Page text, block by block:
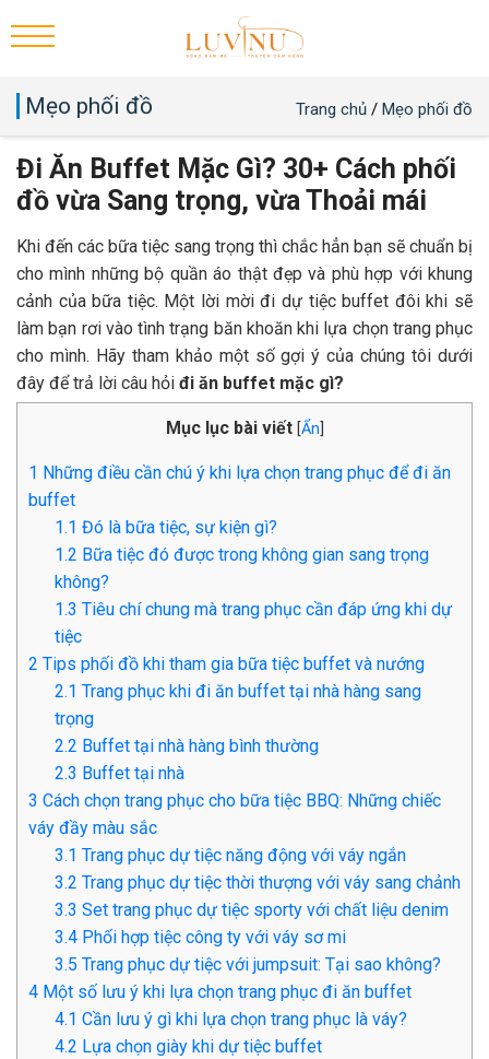
Mẹo phối đồ Trang chủ / Mẹo phối đồ
Đi Ăn Buffet Mặc Gì? 30+ Cách phối
đồ vừa Sang trọng, vừa Thoải mái
Khi đến các bữa tiệc sang trọng thì chắc hẳn bạn sẽ chuẩn bị
cho mình những bộ quần áo thật đẹp và phù hợp với khung
cảnh của bữa tiệc. Một lời mời đi dự tiệc buffet đôi khi sẽ
làm bạn rơi vào tình trạng băn khoăn khi lựa chọn trang phục
cho mình. Hãy tham khảo một số gợi ý của chúng tôi dưới
đây để trả lời câu hỏi đi ăn buffet mặc gì?
Mục lục bài viết [Ẩn
1 Những điều cần chú ý khi lựa chọn trang phục để đi ăn
buffet
1.1 Đó là bữa tiệc, sự kiện gì?
1.2 Bữa tiệc đó được trong không gian sang trọng
không?
1.3 Tiêu chí chung mà trang phục cần đáp ứng khi dự
tiệc
2 Tips phối đồ khi tham gia bữa tiệc buffet và nướng
2.1 Trang phục khi đi ăn buffet tại nhà hàng sang
trọng
2.2 Buffet tại nhà hàng bình thường
2.3 Buffet tại nhà
3 Cách chọn trang phục cho bữa tiệc BBQ: Những chiếc
váy đầy màu sắc
3.1 Trang phục dự tiệc năng động với váy ngắn
3.2 Trang phục dự tiệc thời thượng với váy sang chảnh
3.3 Set trang phục dự tiệc sporty với chất liệu denim
3.4 Phối hợp tiệc công ty với váy sơ mi
3.5 Trang phục dự tiệc với jumpsuit: Tại sao không?
4 Một số lưu ý khi lựa chọn trang phục đi ăn buffet
4.1 Cần lưu ý gì khi lựa chọn trang phục là váy?
4.2 Lựa chọn giày khi dự tiệc buffet